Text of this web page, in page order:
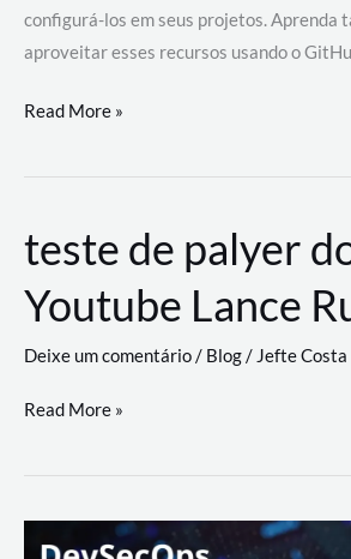
configurá-los em seus projetos. Aprenda
aproveitar esses recursos usando o
GitHub
revoluciona
de
trabalho
com
a
workflows
Read More »
teste de palyer
Youtube Lance
Deixe um comentário/ Blog/ Jefte Costa
teste
palyer
Read More »